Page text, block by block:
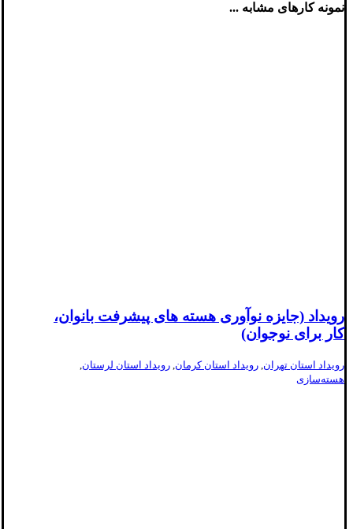
نمونه کارهای مشابه ...
رویداد (جایزه نوآوری هسته های پیشرفت بانوان،
کار برای نوجوان)
رویداد استان تهران رویداد استان کرمان رویداد استان لرستان
هسته‌سازی